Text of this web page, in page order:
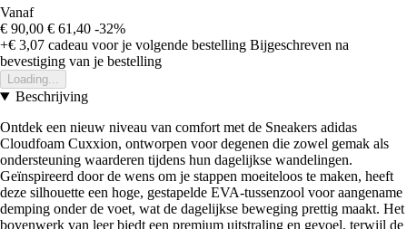
Vanaf
€ 90,00 € 61,40 -32%
+€ 3,07 cadeau voor je volgende bestelling Bijgeschreven na
bevestiging van je bestelling
Loading...
Beschrijving
Ontdek een nieuw niveau van comfort met de Sneakers adidas
Cloudfoam Cuxxion, ontworpen voor degenen die zowel gemak als
ondersteuning waarderen tijdens hun dagelijkse wandelingen.
Geïnspireerd door de wens om je stappen moeiteloos te maken, heeft
deze silhouette een hoge, gestapelde EVA-tussenzool voor aangename
demping onder de voet, wat de dagelijkse beweging prettig maakt. Het
bovenwerk van leer biedt een premium uitstraling en gevoel, terwijl de